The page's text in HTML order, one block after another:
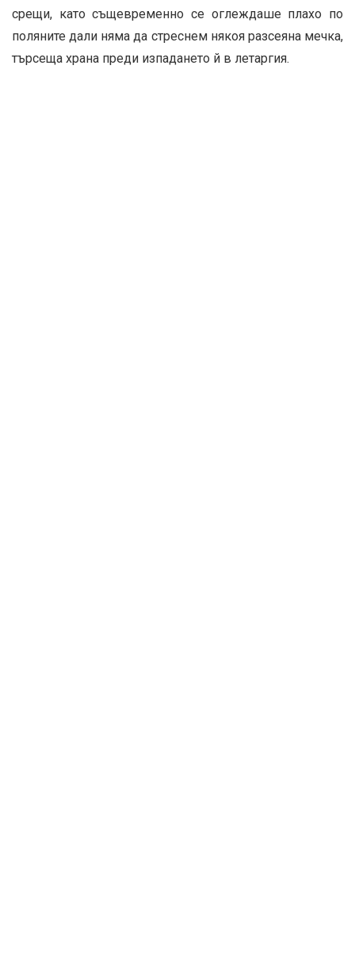
срещи, като същевременно се оглеждаше плахо по
поляните дали няма да стреснем някоя разсеяна мечка,
търсеща храна преди изпадането й в летаргия.